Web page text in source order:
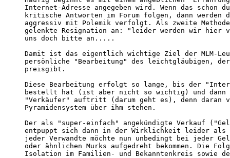
Internet-Adresse angegeben wird. Wenn das schon
kritische Antworten im Forum folgen, dann
aggressiv mit Polemik verfolgt. Als zweite
gelenkte Resignation an: "leider werden wir hier
uns doch bitte an.....
Damit ist das eigentlich wichtige Ziel der MLM-
persönliche "Bearbeitung" des leichtgläubigen,
preisgibt.
Diese Bearbeitung erfolgt so lange, bis der
bestellt hat (ist aber nicht so wichtig) und
"Verkäufer" auftritt (darum geht es), denn
Pyramidensystem über ihm stehen.
Der als "super-einfach" angekündigte Verkauf
entpuppt sich dann in der Wirklichkeit leider als
jeder Verwandte möchte nun unbedingt bei jeder
oder ähnlichen Murks aufgedreht bekommen. Die
Isolation im Familien- und Bekanntenkreis sowie